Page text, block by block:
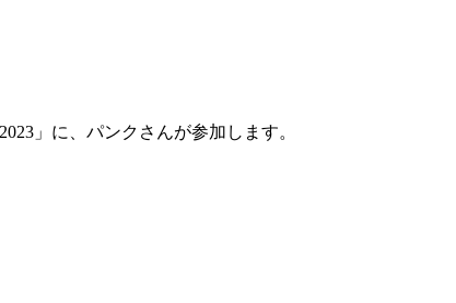
」に、パンクさんが参加します。